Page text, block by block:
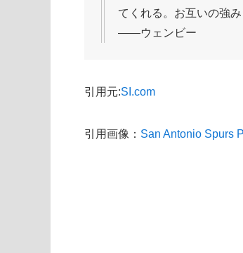
てくれる。お互いの強
――ウェンビー
引用元:SI.com
引用画像： San Antonio Spurs